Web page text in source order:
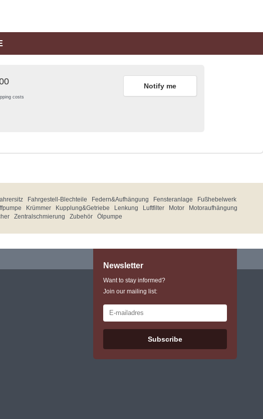
costs
Notify me
Fahrgestell-Blechteile Federn&Aufhängung Fensteranlage
Fußhebelwerk
Krümmer Kupplung&Getriebe Lenkung Luftfilter Motor
Motoraufhängung
Zentralschmierung Zubehör Ölpumpe
Newsletter
Want to stay informed?
Join our mailing list:
Subscribe